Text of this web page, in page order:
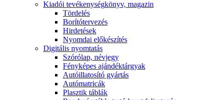
Kiadói tevékenységkönyv, magazin
Tördelés
Borítótervezés
Hirdetések
Nyomdai előkészítés
Digitális nyomtatás
Szórólap, névjegy
Fényképes ajándéktárgyak
Autóillatosító gyártás
Autómatricák
Plasztik táblák